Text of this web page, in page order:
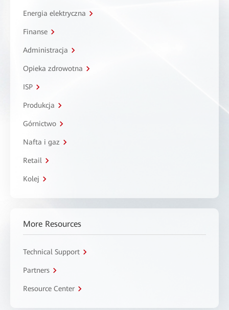
Energia elektryczna
Finanse
Administracja
Opieka zdrowotna
ISP
Produkcja
Górnictwo
Nafta i gaz
Retail
Kolej
More Resources
Technical Support
Partners
Resource Center